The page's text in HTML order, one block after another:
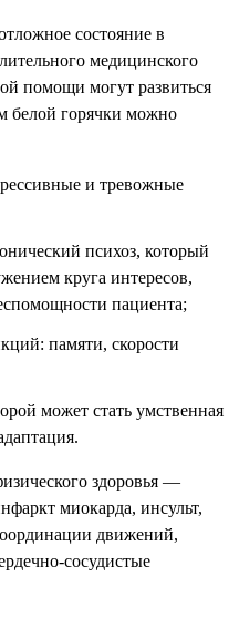
состояние в
медицинского
помощи могут развиться
белой горячки можно
и тревожные
психоз, который
круга интересов,
пациента;
памяти, скорости
может стать умственная
здоровья —
миокарда, инсульт,
движений,
сосудистые